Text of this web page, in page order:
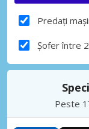
Predați
Șofer între
Peste